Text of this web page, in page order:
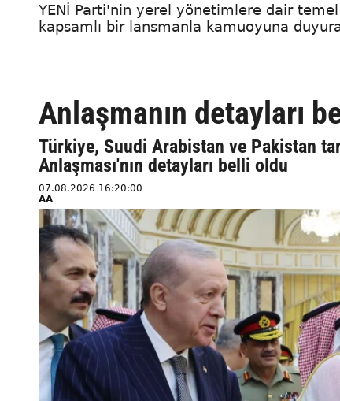
YENİ Parti'nin yerel yönetimlere dair
kapsamlı bir lansmanla kamuoyuna
Anlaşmanın detayları
Türkiye, Suudi Arabistan ve Pakistan
Anlaşması'nın detayları belli oldu
07.08.2026 16:20:00
AA